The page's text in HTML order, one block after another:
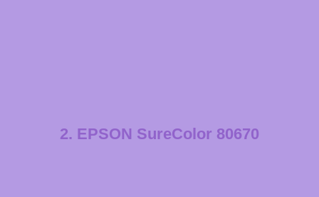
2. EPSON SureColor 80670